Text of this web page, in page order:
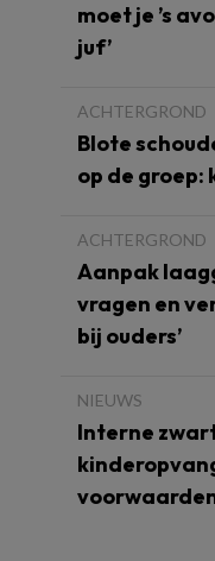
moet je ’s
juf’
ACHTERGROND
Blote
op de groep:
ACHTERGROND
Aanpak
vragen en
bij ouders’
NIEUWS
Interne